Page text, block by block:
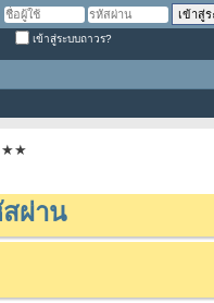
เข้าสู่ระบบถาวร?
ผ่าน